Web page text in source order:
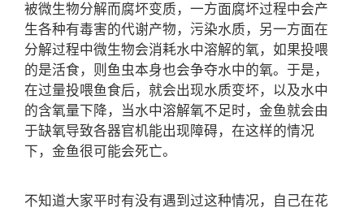
被微生物分解而腐坏变质，一方面腐坏过程中会产
生各种有毒害的代谢产物，污染水质，另一方面在
分解过程中微生物会消耗水中溶解的氧，如果投喂
的是活食，则鱼虫本身也会争夺水中的氧。于是，
在过量投喂鱼食后，就会出现水质变坏，以及水中
的含氧量下降，当水中溶解氧不足时，金鱼就会由
于缺氧导致各器官机能出现障碍，在这样的情况
下，金鱼很可能会死亡。
不知道大家平时有没有遇到过这种情况，自己在花